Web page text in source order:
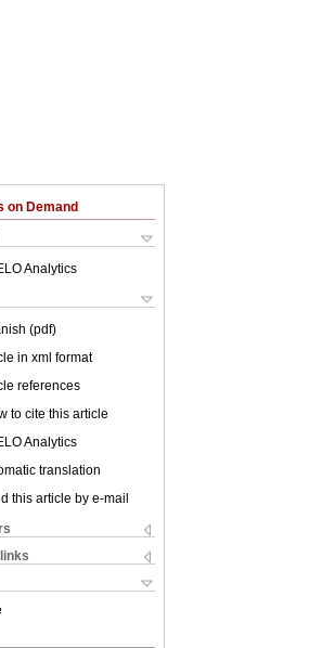
on Demand
Analytics
(pdf)
in xml format
references
to cite this article
Analytics
translation
this article by e-mail